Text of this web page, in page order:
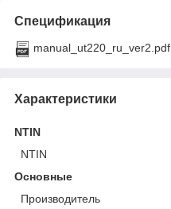
Спецификация
manual_ut220_ru_ver2.pdf
Характеристики
NTIN
NTIN
Основные
Производитель